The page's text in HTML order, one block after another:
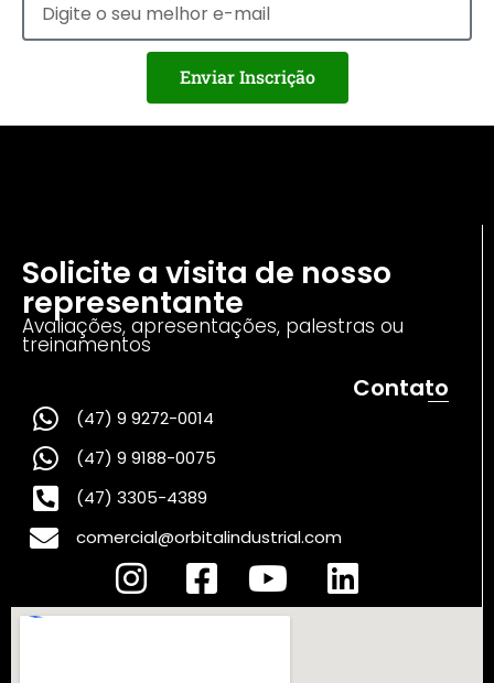
Enviar Inscrição
Solicite a visita de nosso
representante
Avaliações, apresentações, palestras ou
treinamentos
Contato
(47) 9 9272-0014
(47) 9 9188-0075
(47) 3305-4389
comercial@orbitalindustrial.com